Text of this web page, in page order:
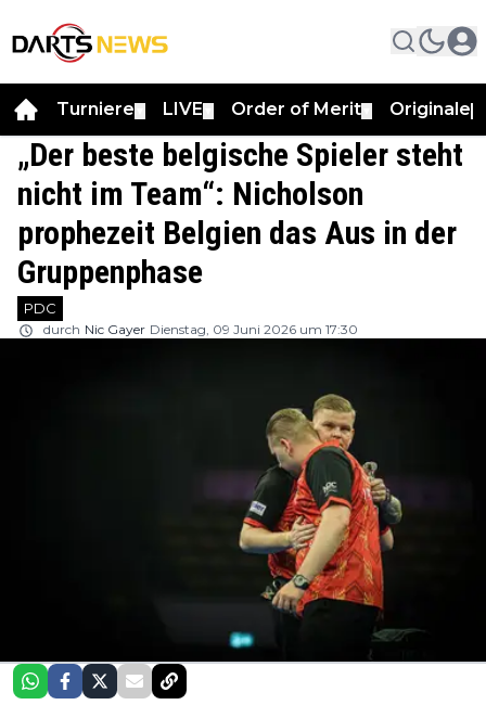
Turniere LIVE Order of Merit Originale
„Der beste belgische Spieler steht
nicht im Team“: Nicholson
prophezeit Belgien das Aus in der
Gruppenphase
PDC
durch Nic Gayer Dienstag, 09 Juni 2026 um 17:30